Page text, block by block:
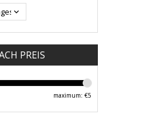
PREIS
maximum: €5